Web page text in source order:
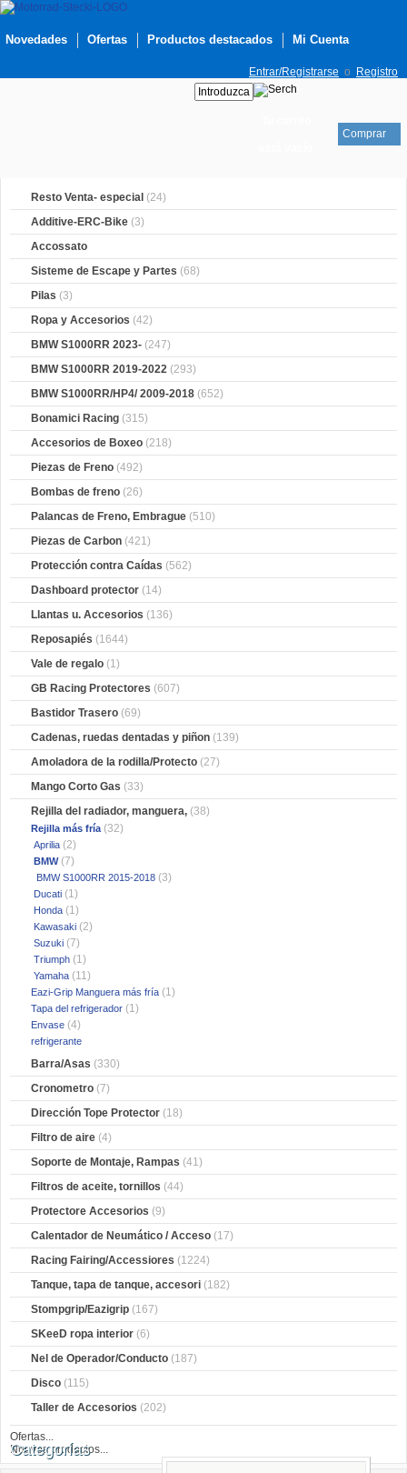
Novedades Ofertas Productos destacados Mi Cuenta
Entrar/Registrarse o Registro
Comprar
Resto Venta- especial (24)
Additive-ERC-Bike (3)
Accossato
Sisteme de Escape y Partes (68)
Pilas (3)
Ropa y Accesorios (42)
BMW S1000RR 2023- (247)
BMW S1000RR 2019-2022 (293)
BMW S1000RR/HP4/ 2009-2018 (652)
Bonamici Racing (315)
Accesorios de Boxeo (218)
Piezas de Freno (492)
Bombas de freno (26)
Palancas de Freno, Embrague (510)
Piezas de Carbon (421)
Protección contra Caídas (562)
Dashboard protector (14)
Llantas u. Accesorios (136)
Reposapiés (1644)
Vale de regalo (1)
GB Racing Protectores (607)
Bastidor Trasero (69)
Cadenas, ruedas dentadas y piñon (139)
Amoladora de la rodilla/Protecto (27)
Mango Corto Gas (33)
Rejilla del radiador, manguera, (38)
Rejilla más fría(32)
Aprilia (2)
BMW(7)
BMW S1000RR 2015-2018 (3)
Ducati (1)
Honda (1)
Kawasaki (2)
Suzuki (7)
Triumph (1)
Yamaha (11)
Eazi-Grip Manguera más fría (1)
Tapa del refrigerador (1)
Envase (4)
refrigerante
Barra/Asas (330)
Cronometro (7)
Dirección Tope Protector (18)
Filtro de aire (4)
Soporte de Montaje, Rampas (41)
Filtros de aceite, tornillos (44)
Protectore Accesorios (9)
Calentador de Neumático / Acceso (17)
Racing Fairing/Accessiores (1224)
Tanque, tapa de tanque, accesori (182)
Stompgrip/Eazigrip (167)
SKeeD ropa interior (6)
Nel de Operador/Conducto (187)
Disco (115)
Taller de Accesorios (202)
Ofertas...
Nuevos productos...
Categorías